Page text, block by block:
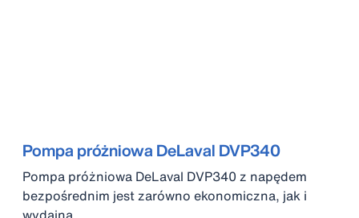
Pompa próżniowa DeLaval DVP340
Pompa próżniowa DeLaval DVP340 z napędem
bezpośrednim jest zarówno ekonomiczna, jak i